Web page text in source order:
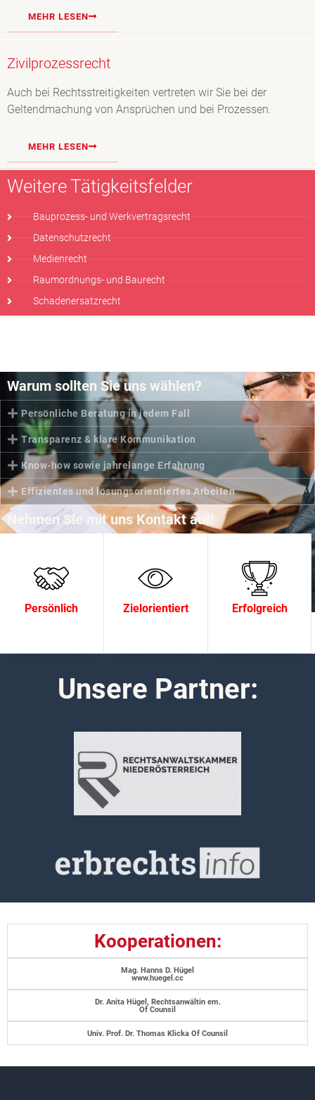
MEHR LESEN
Zivilprozessrecht
Auch bei Rechtsstreitigkeiten vertreten wir Sie bei der
Geltendmachung von Ansprüchen und bei Prozessen.
MEHR LESEN
Weitere Tätigkeitsfelder
Bauprozess- und Werkvertragsrecht
Datenschutzrecht
Medienrecht
Raumordnungs- und Baurecht
Schadenersatzrecht
Warum sollten Sie uns wählen?
Persönliche Beratung in jedem Fall
Transparenz & klare Kommunikation
Know-how sowie jahrelange Erfahrung
Effizientes und lösungsorientiertes Arbeiten
Nehmen Sie mit uns Kontakt auf!
Erstgespräch. Wir bieten beste Betreuung für Sie und Ihr
Anliegen.
Persönlich
Zielorientiert Erfolgreich
Unsere Partner:
Kooperationen:
Mag. Hanns D. Hügel
www.huegel.cc
Dr. Anita Hügel, Rechtsanwältin em.
Of Counsil
Univ. Prof. Dr. Thomas Klicka Of Counsil